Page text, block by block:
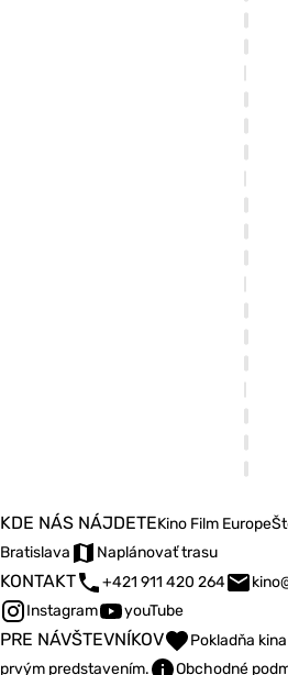
KDE NÁS NÁJDETEKino Film Europe
Bratislava
Naplánovať trasu
KONTAKT +421 911 420 264
Instagram
youTube
PRE NÁVŠTEVNÍKOV
Pokladňa
prvým predstavením.
Obchodné